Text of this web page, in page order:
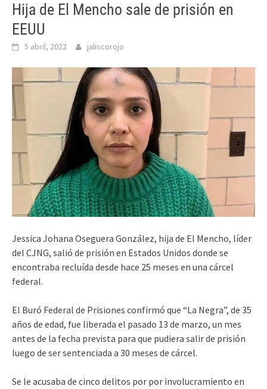
Hija de El Mencho sale de prisión en
EEUU
5 abril, 2022 jaliscorojo
Jessica Johana Oseguera González, hija de El Mencho, líder
del CJNG, salió de prisión en Estados Unidos donde se
encontraba recluída desde hace 25 meses en una cárcel
federal.
El Buró Federal de Prisiones confirmó que “La Negra”, de 35
años de edad, fue liberada el pasado 13 de marzo, un mes
antes de la fecha prevista para que pudiera salir de prisión
luego de ser sentenciada a 30 meses de cárcel.
Se le acusaba de cinco delitos por por involucramiento en